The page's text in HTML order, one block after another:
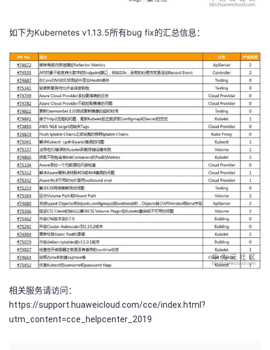
如下为Kubernetes v1.13.5所有bug fix的汇总信息：
相关服务请访问：
https://support.huaweicloud.com/cce/index.html?
utm_content=cce_helpcenter_2019